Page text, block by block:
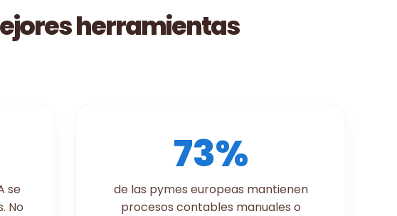
herramientas
se
No
73%
de las pymes europeas mantienen
procesos contables manuales o